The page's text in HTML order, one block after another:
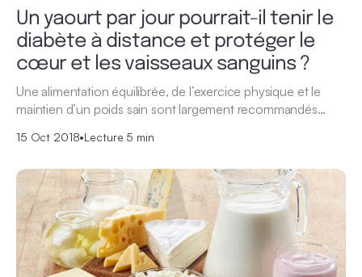
Un yaourt par jour pourrait-il tenir le
diabète à distance et protéger le
cœur et les vaisseaux sanguins ?
Une alimentation équilibrée, de l’exercice physique et le
maintien d’un poids sain sont largement recommandés…
15 Oct 2018•Lecture 5 min